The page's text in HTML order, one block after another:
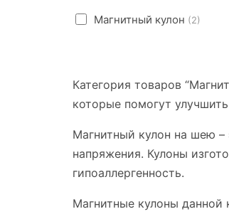
Магнитный кулон (2)
Категория товаров
которые помогут
Магнитный кулон на шею –
напряжения. Кулоны
гипоаллергенность.
Магнитные кулоны данной